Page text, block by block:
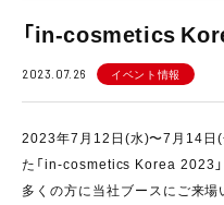
「in-cosmetics
2023.07.26 イベント情報
2023年7⽉12⽇(水)〜7⽉14⽇(
た「in-cosmetics Korea 2023」
多くの方に当社ブースにご来